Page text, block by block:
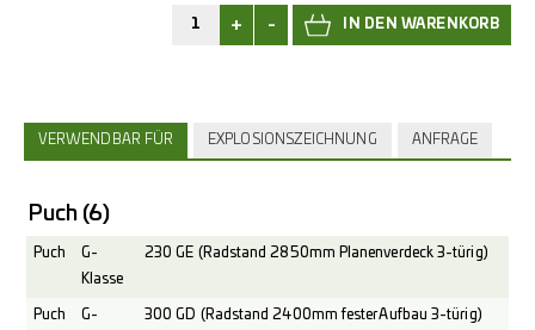
+ -
VERWENDBAR FÜR EXPLOSIONSZEICHNUNG ANFRAGE
Puch (6)
Puch
G-
Klasse
230 GE (Radstand 2850mm Planenverdeck 3-türig)
Puch
G-
300 GD (Radstand 2400mm fester Aufbau 3-türig)